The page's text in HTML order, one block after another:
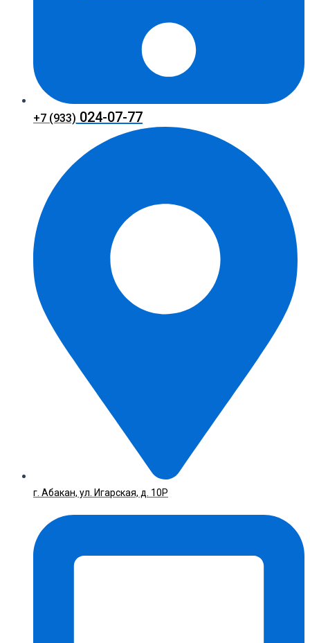
+7 (933) 024-07-77
г. Абакан, ул. Игарская, д. 10Р